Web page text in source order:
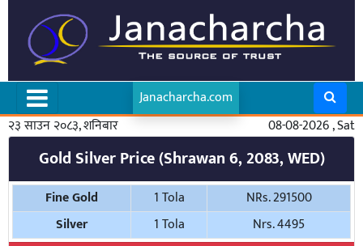
Janacharcha.com
२३ साउन २०८३, शनिबार
08-08-2026 , Sat
Gold Silver Price (Shrawan 6, 2083, WED)
Fine Gold 1 Tola
NRs. 291500
Silver
1 Tola
Nrs. 4495